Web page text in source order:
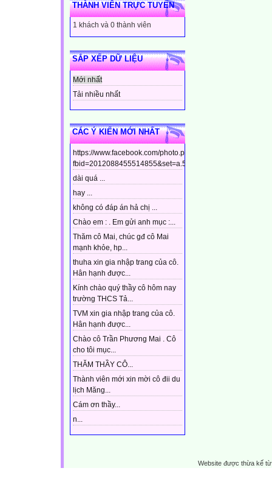
THÀNH VIÊN TRỰC TUYẾN
1 khách và 0 thành viên
SẮP XẾP DỮ LIỆU
Mới nhất
Tải nhiều nhất
CÁC Ý KIẾN MỚI NHẤT
https://www.facebook.com/photo.php?
dài quá ...
hay ...
không có đáp án hả chị ...
Chào em : . Em gửi anh mục :...
Thăm cô Mai, chúc gđ cô Mai
mạnh khỏe, hp...
thuha xin gia nhập trang của cô.
Hân hạnh được...
Kính chào quý thầy cô hôm nay
trường THCS Tả...
TVM xin gia nhập trang của cô.
Hân hạnh được...
Chào cô Trần Phương Mai . Cô
cho tôi mục...
THĂM THẦY CÔ...
Thành viên mới xin mời cô đii du
lịch Măng...
Cám ơn thầy...
n...
Website được thừa kế